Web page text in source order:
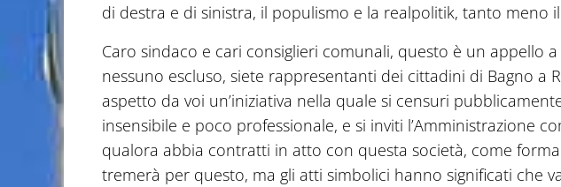
di destra e di sinistra, il populismo e la realpolitik, tanto meno
Caro sindaco e cari consiglieri comunali, questo è un appello
nessuno escluso, siete rappresentanti dei cittadini di Bagno a
aspetto da voi un’iniziativa nella quale si censuri
insensibile e poco professionale, e si inviti l’Amministrazione
qualora abbia contratti in atto con questa società, come
tremerà per questo, ma gli atti simbolici hanno significati che